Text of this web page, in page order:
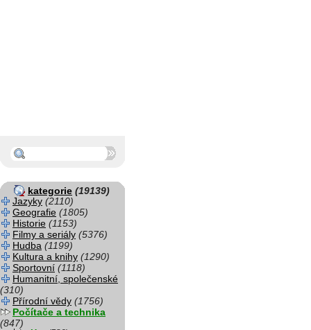
kategorie (19139)
Jazyky (2110)
Geografie (1805)
Historie (1153)
Filmy a seriály (5376)
Hudba (1199)
Kultura a knihy (1290)
Sportovní (1118)
Humanitní, společenské
(310)
Přírodní vědy (1756)
Počítače a technika
(847)